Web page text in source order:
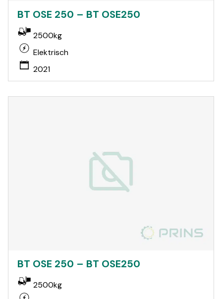
BT OSE 250 – BT OSE250
2500kg
Elektrisch
2021
BT OSE 250 – BT OSE250
2500kg